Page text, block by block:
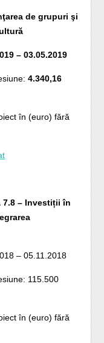
de grupuri şi
– 03.05.2019
4.340,16
în (euro) fără
7.8 – Investiții în
– 05.11.2018
115.500
în (euro) fără